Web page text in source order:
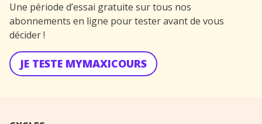
Une période d’essai gratuite sur tous nos
abonnements en ligne pour tester avant de vous
décider !
JE TESTE MYMAXICOURS